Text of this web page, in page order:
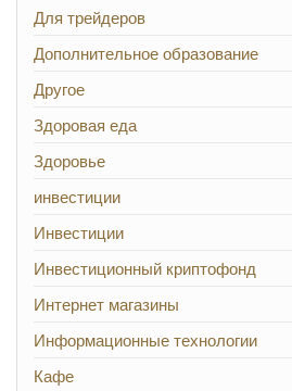
Для трейдеров
Дополнительное образование
Другое
Здоровая еда
Здоровье
инвестиции
Инвестиции
Инвестиционный криптофонд
Интернет магазины
Информационные технологии
Кафе